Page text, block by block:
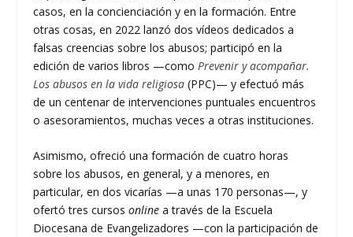
casos, en la concienciación y en la formación. Entre
otras cosas, en 2022 lanzó dos vídeos dedicados a
falsas creencias sobre los abusos; participó en la
edición de varios libros —como Prevenir y acompañar.
Los abusos en la vida religiosa (PPC)— y efectuó más
de un centenar de intervenciones puntuales encuentros
o asesoramientos, muchas veces a otras instituciones.
Asimismo, ofreció una formación de cuatro horas
sobre los abusos, en general, y a menores, en
particular, en dos vicarías —a unas 170 personas—, y
ofertó tres cursosonline a través de la Escuela
Diocesana de Evangelizadores —con la participación de